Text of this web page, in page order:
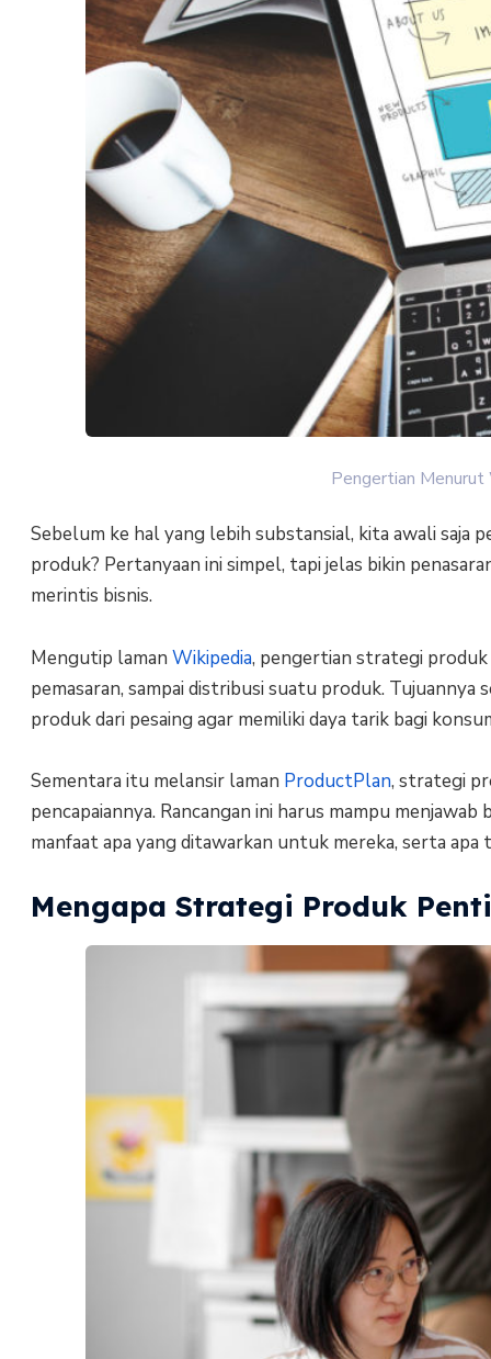
Pengertian
Sebelum ke hal yang lebih substansial, kita awali saja
produk? Pertanyaan ini simpel, tapi jelas bikin
merintis bisnis.
Mengutip laman Wikipedia, pengertian strategi produk
pemasaran, sampai distribusi suatu produk.
produk dari pesaing agar memiliki daya tarik bagi
Sementara itu melansir laman ProductPlan, strategi
pencapaiannya. Rancangan ini harus mampu
manfaat apa yang ditawarkan untuk mereka, serta
Mengapa Strategi Produk